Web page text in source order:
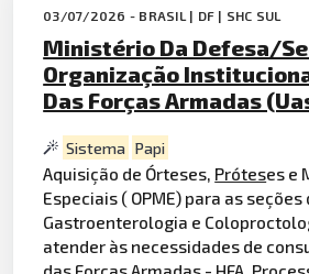
03/07/2026 - BRASIL | DF | SHC SUL
Ministério Da Defesa/
Organização
Das Forças Armadas
Sistema Papi
Aquisição de Órteses, Próteses e
Especiais ( OPME) para as seções
Gastroenterologia e
atender às necessidades de
das ForçasArmadas - HFA.